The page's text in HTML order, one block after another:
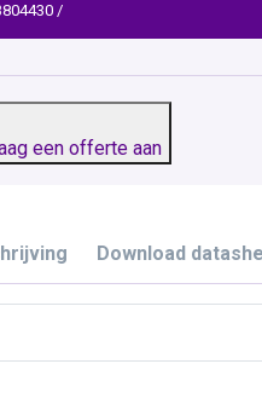
/
een offerte aan
Download